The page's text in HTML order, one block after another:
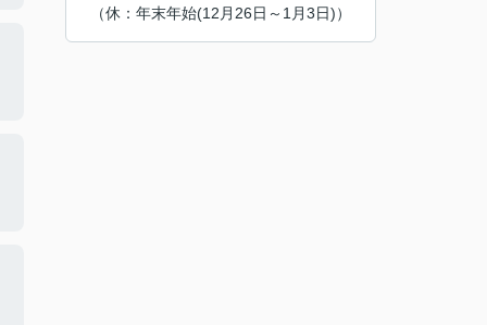
（休：年末年始(12月26日～1月3日)）